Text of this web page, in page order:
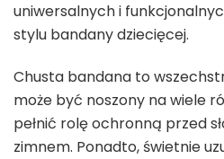
uniwersalnych i
stylu bandany dziecięcej.
Chusta bandana to
może być noszony na wiele
pełnić rolę ochronną przed
zimnem. Ponadto, świetnie